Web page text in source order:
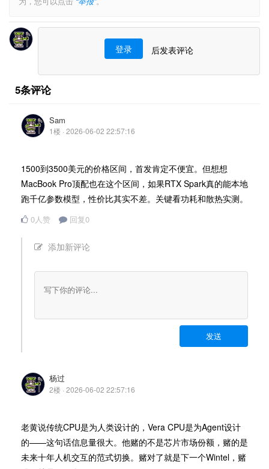
登录 后发表评论
5条评论
Sam
1楼 · 2026-06-02 22:57:16
1500到3500美元的价格区间，首发肯定不便宜。但想想
MacBook Pro顶配也在这个区间，如果RTX Spark真的能本地
跑千亿参数模型，性价比其实不差。关键看功耗和散热实测。
0人赞 回复0
添加新评论
发送
杨过
2楼 · 2026-06-02 22:57:16
老黄说传统CPU是为人类设计的，Vera CPU是为Agent设计
的——这句话信息量很大。他赌的不是芯片市场份额，赌的是
未来十年人机交互的范式切换。赌对了就是下一个Wintel，赌